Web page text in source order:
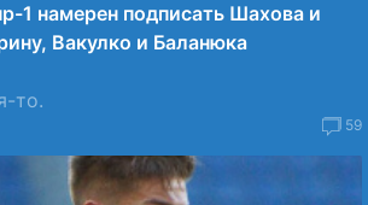
1 намерен подписать Шахова и
Вакулко и Баланюка
то.
59